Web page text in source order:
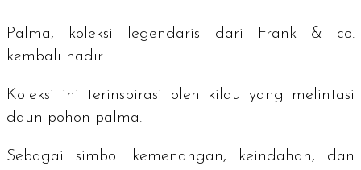
Palma, koleksi legendaris dari Frank & co.
kembali hadir.
Koleksi ini terinspirasi oleh kilau yang melintasi
daun pohon palma.
Sebagai simbol kemenangan, keindahan, dan